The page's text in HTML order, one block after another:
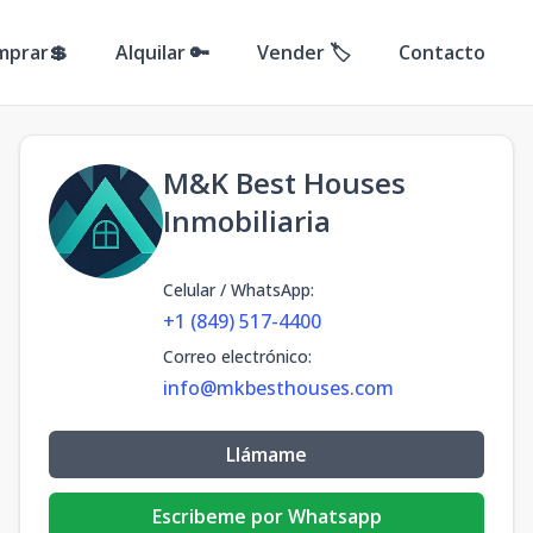
Alquilar 🔑 Vender 🏷️ Contacto
M&K Best Houses
Inmobiliaria
Celular / WhatsApp:
+1 (849) 517-4400
Correo electrónico:
info@mkbesthouses.com
Llámame
Escribeme por Whatsapp